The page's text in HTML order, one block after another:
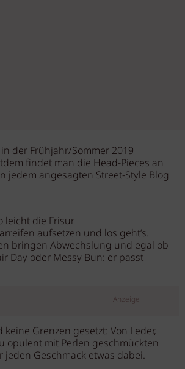
der Frühjahr/Sommer 2019
findet man die Head-Pieces an
jedem angesagten Street-Style Blog
leicht die Frisur
aufsetzen und los geht’s.
bringen Abwechslung und egal ob
Day oder Messy Bun: er passt
Anzeige
Grenzen gesetzt: Von Leder,
opulent mit Perlen geschmückten
jeden Geschmack etwas dabei.